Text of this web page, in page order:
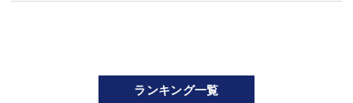
ランキング一覧